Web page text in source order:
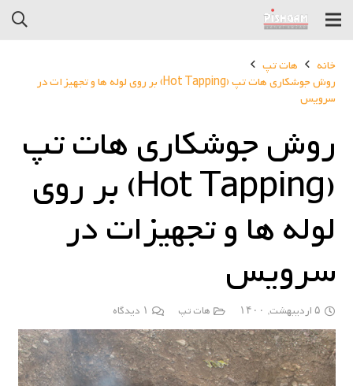
خانه
هات تپ
روش جوشکاری هات تپ (Hot Tapping) بر روی لوله ها و تجهیزات در
سرویس
روش جوشکاری هات تپ
(Hot Tapping) بر روی
لوله ها و تجهیزات در
سرویس
۵ اردیبهشت, ۱۴۰۰ هات تپ ۱ دیدگاه